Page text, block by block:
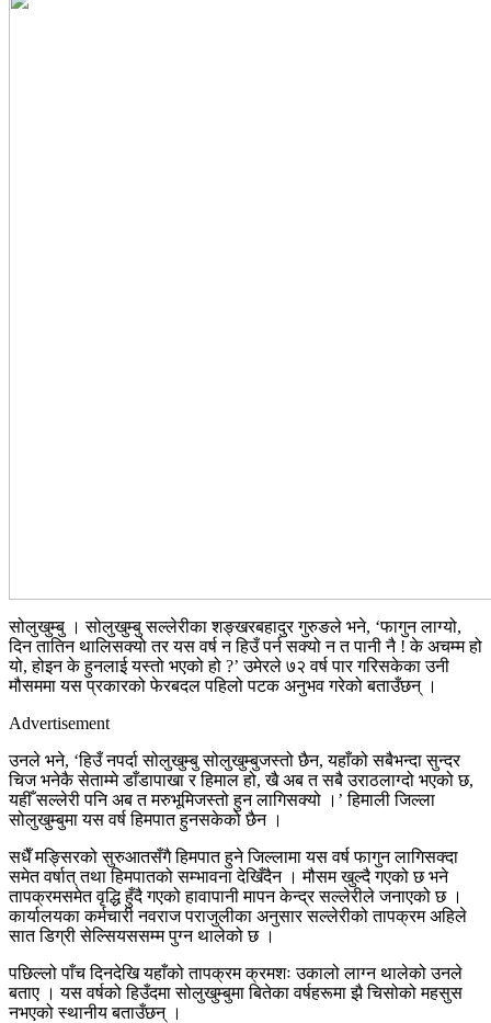
सोलुखुम्बु । सोलुखुम्बु सल्लेरीका शङ्खरबहादुर गुरुङले भने, ‘फागुन लाग्यो,
दिन तातिन थालिसक्यो तर यस वर्ष न हिउँ पर्न सक्यो न त पानी नै ! के अचम्म हो
यो, होइन के हुनलाई यस्तो भएको हो ?’ उमेरले ७२ वर्ष पार गरिसकेका उनी
मौसममा यस प्रकारको फेरबदल पहिलो पटक अनुभव गरेको बताउँछन् ।
Advertisement
उनले भने, ‘हिउँ नपर्दा सोलुखुम्बु सोलुखुम्बुजस्तो छैन, यहाँको सबैभन्दा सुन्दर
चिज भनेकै सेताम्मे डाँडापाखा र हिमाल हो, खै अब त सबै उराठलाग्दो भएको छ,
यहीँ सल्लेरी पनि अब त मरुभूमिजस्तो हुन लागिसक्यो ।’ हिमाली जिल्ला
सोलुखुम्बुमा यस वर्ष हिमपात हुनसकेको छैन ।
सधैँ मङ्सिरको सुरुआतसँगै हिमपात हुने जिल्लामा यस वर्ष फागुन लागिसक्दा
समेत वर्षात् तथा हिमपातको सम्भावना देखिँदैन । मौसम खुल्दै गएको छ भने
तापक्रमसमेत वृद्धि हुँदै गएको हावापानी मापन केन्द्र सल्लेरीले जनाएको छ ।
कार्यालयका कर्मचारी नवराज पराजुलीका अनुसार सल्लेरीको तापक्रम अहिले
सात डिग्री सेल्सियससम्म पुग्न थालेको छ ।
पछिल्लो पाँच दिनदेखि यहाँको तापक्रम क्रमशः उकालो लाग्न थालेको उनले
बताए । यस वर्षको हिउँदमा सोलुखुम्बुमा बितेका वर्षहरूमा झै चिसोको महसुस
नभएको स्थानीय बताउँछन् ।